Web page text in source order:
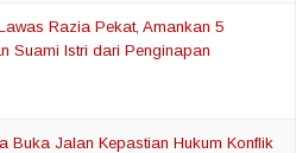
Razia Pekat, Amankan 5
Suami Istri dari Penginapan
Buka Jalan Kepastian Hukum Konflik